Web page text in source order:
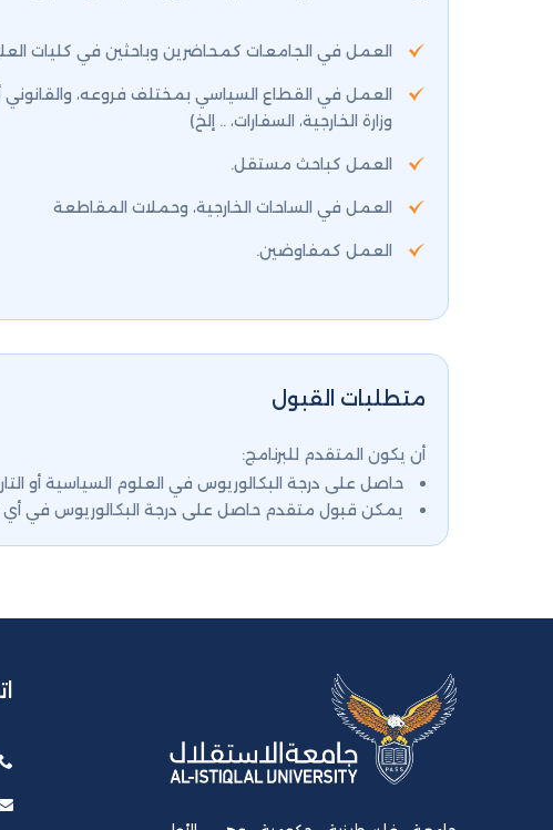
العمل في الجامعات كمحاضرين وباحثين في كليات
العمل في القطاع السياسي بمختلف فروعه، والقانوني
وزارة الخارجية، السفارات، .. إلخ)
العمل كباحث مستقل.
العمل في الساحات الخارجية، وحملات المقاطعة
العمل كمفاوضين.
متطلبات القبول
أن يكون المتقدم للبرنامج:
حاصل على درجة البكالوريوس في العلوم السياسية أو
يمكن قبول متقدم حاصل على درجة البكالوريوس في